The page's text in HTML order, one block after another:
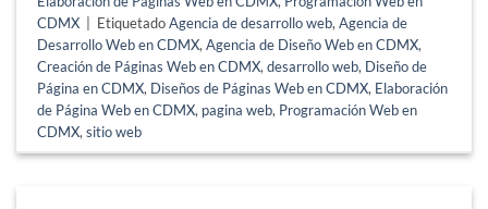
CDMX
EtiquetadoAgencia de desarrollo web,Agencia de
Desarrollo Web en CDMX,Agencia de Diseño Web en CDMX,
Creación de Páginas Web en CDMX,desarrollo web, Diseño de
Página en CDMX, Diseños de Páginas Web en CDMX, Elaboración
de Página Web en CDMX, pagina web, Programación Web en
CDMX,sitio web